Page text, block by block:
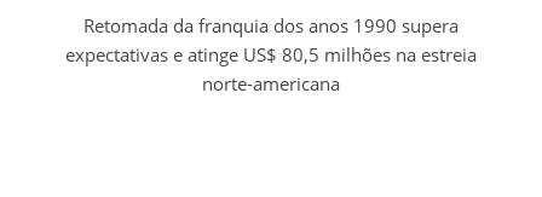
Retomada da franquia dos anos 1990 supera
expectativas e atinge US$ 80,5 milhões na estreia
norte-americana